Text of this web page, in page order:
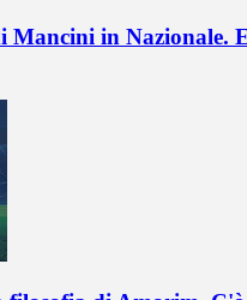
Mancini in Nazionale.